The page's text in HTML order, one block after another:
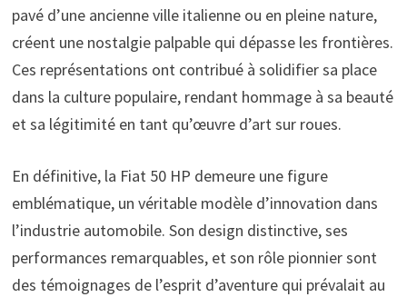
pavé d’une ancienne ville italienne ou en pleine nature,
créent une nostalgie palpable qui dépasse les frontières.
Ces représentations ont contribué à solidifier sa place
dans la culture populaire, rendant hommage à sa beauté
et sa légitimité en tant qu’œuvre d’art sur roues.
En définitive, la Fiat 50 HP demeure une figure
emblématique, un véritable modèle d’innovation dans
l’industrie automobile. Son design distinctive, ses
performances remarquables, et son rôle pionnier sont
des témoignages de l’esprit d’aventure qui prévalait au